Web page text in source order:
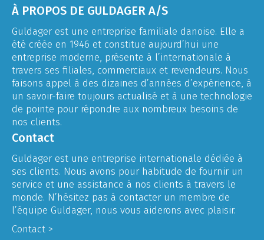
À PROPOS DE GULDAGER A/S
Guldager est une entreprise familiale danoise. Elle a
été créée en 1946 et constitue aujourd’hui une
entreprise moderne, présente à l’internationale à
travers ses filiales, commerciaux et revendeurs. Nous
faisons appel à des dizaines d’années d’expérience, à
un savoir-faire toujours actualisé et à une technologie
de pointe pour répondre aux nombreux besoins de
nos clients.
Contact
Guldager est une entreprise internationale dédiée à
ses clients. Nous avons pour habitude de fournir un
service et une assistance à nos clients à travers le
monde. N’hésitez pas à contacter un membre de
l’équipe Guldager, nous vous aiderons avec plaisir.
Contact >